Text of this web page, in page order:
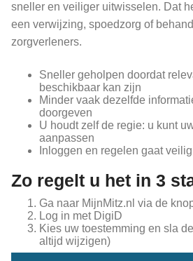
sneller en veiliger uitwisselen. Dat
een verwijzing, spoedzorg of
zorgverleners.
Sneller geholpen doordat
beschikbaar kan zijn
Minder vaak dezelfde
doorgeven
U houdt zelf de regie: u kunt
aanpassen
Inloggen en regelen gaat
Zo regelt u het in 3
Ga naar MijnMitz.nl via de
Log in met DigiD
Kies uw toestemming en sla
altijd wijzigen)